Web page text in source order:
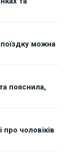
можна
пояснила,
чоловіків